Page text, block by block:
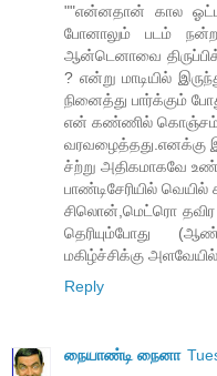
""என்னதான் கால
போனாலும் படம்
ஆன்டெனாவை
? என்று மாடியில்
நினைத்து பார்க்கும் போது
என் கண்ணில் கொஞ்சம்
வரவழைத்தது.எனக்கு
ச்ற்று அதிகமாகவே
பாண்டிசேரியில்
சிலொன்,மெட்ரொ தவிர
தெரியும்போது
மகிழ்ச்சிக்கு
Reply
நையாண்டி நைனா